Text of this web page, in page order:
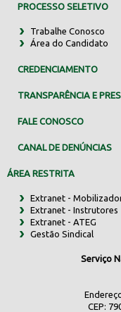
PROCESSO SELETIVO
Trabalhe Conosco
Área do Candidato
CREDENCIAMENTO
TRANSPARÊNCIA E
FALE CONOSCO
CANAL DE DENÚNCIAS
ÁREA RESTRITA
Extranet -
Extranet - Instrutores
Extranet - ATEG
Gestão Sindical
Serviço
CEP: